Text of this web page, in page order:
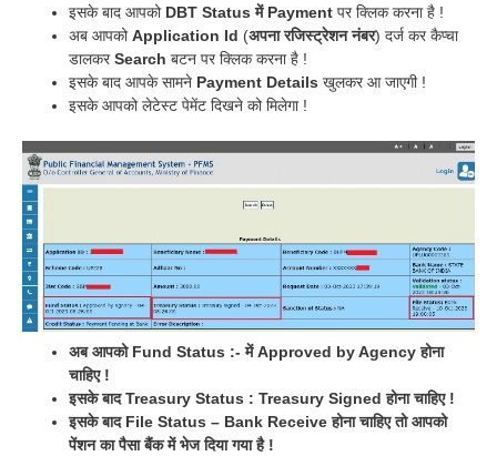
इसके बाद आपको DBT Status में Payment पर क्लिक करना है !
अब आपकोApplication Id (अपना रजिस्ट्रेशन नंबर) दर्ज कर कैप्चा
डालकरSearch बटन पर क्लिक करना है !
इसके बाद आपके सामने Payment Details खुलकर आ जाएगी !
इसके आपको लेटेस्ट पेमेंट दिखने को मिलेगा !
अब आपको Fund Status :- में Approved by Agency होना
चाहिए !
इसके बाद Treasury Status : Treasury Signed होना चाहिए !
इसके बाद File Status – Bank Receive होना चाहिए तो आपको
पेंशन का पैसा बैंक में भेज दिया गया है !